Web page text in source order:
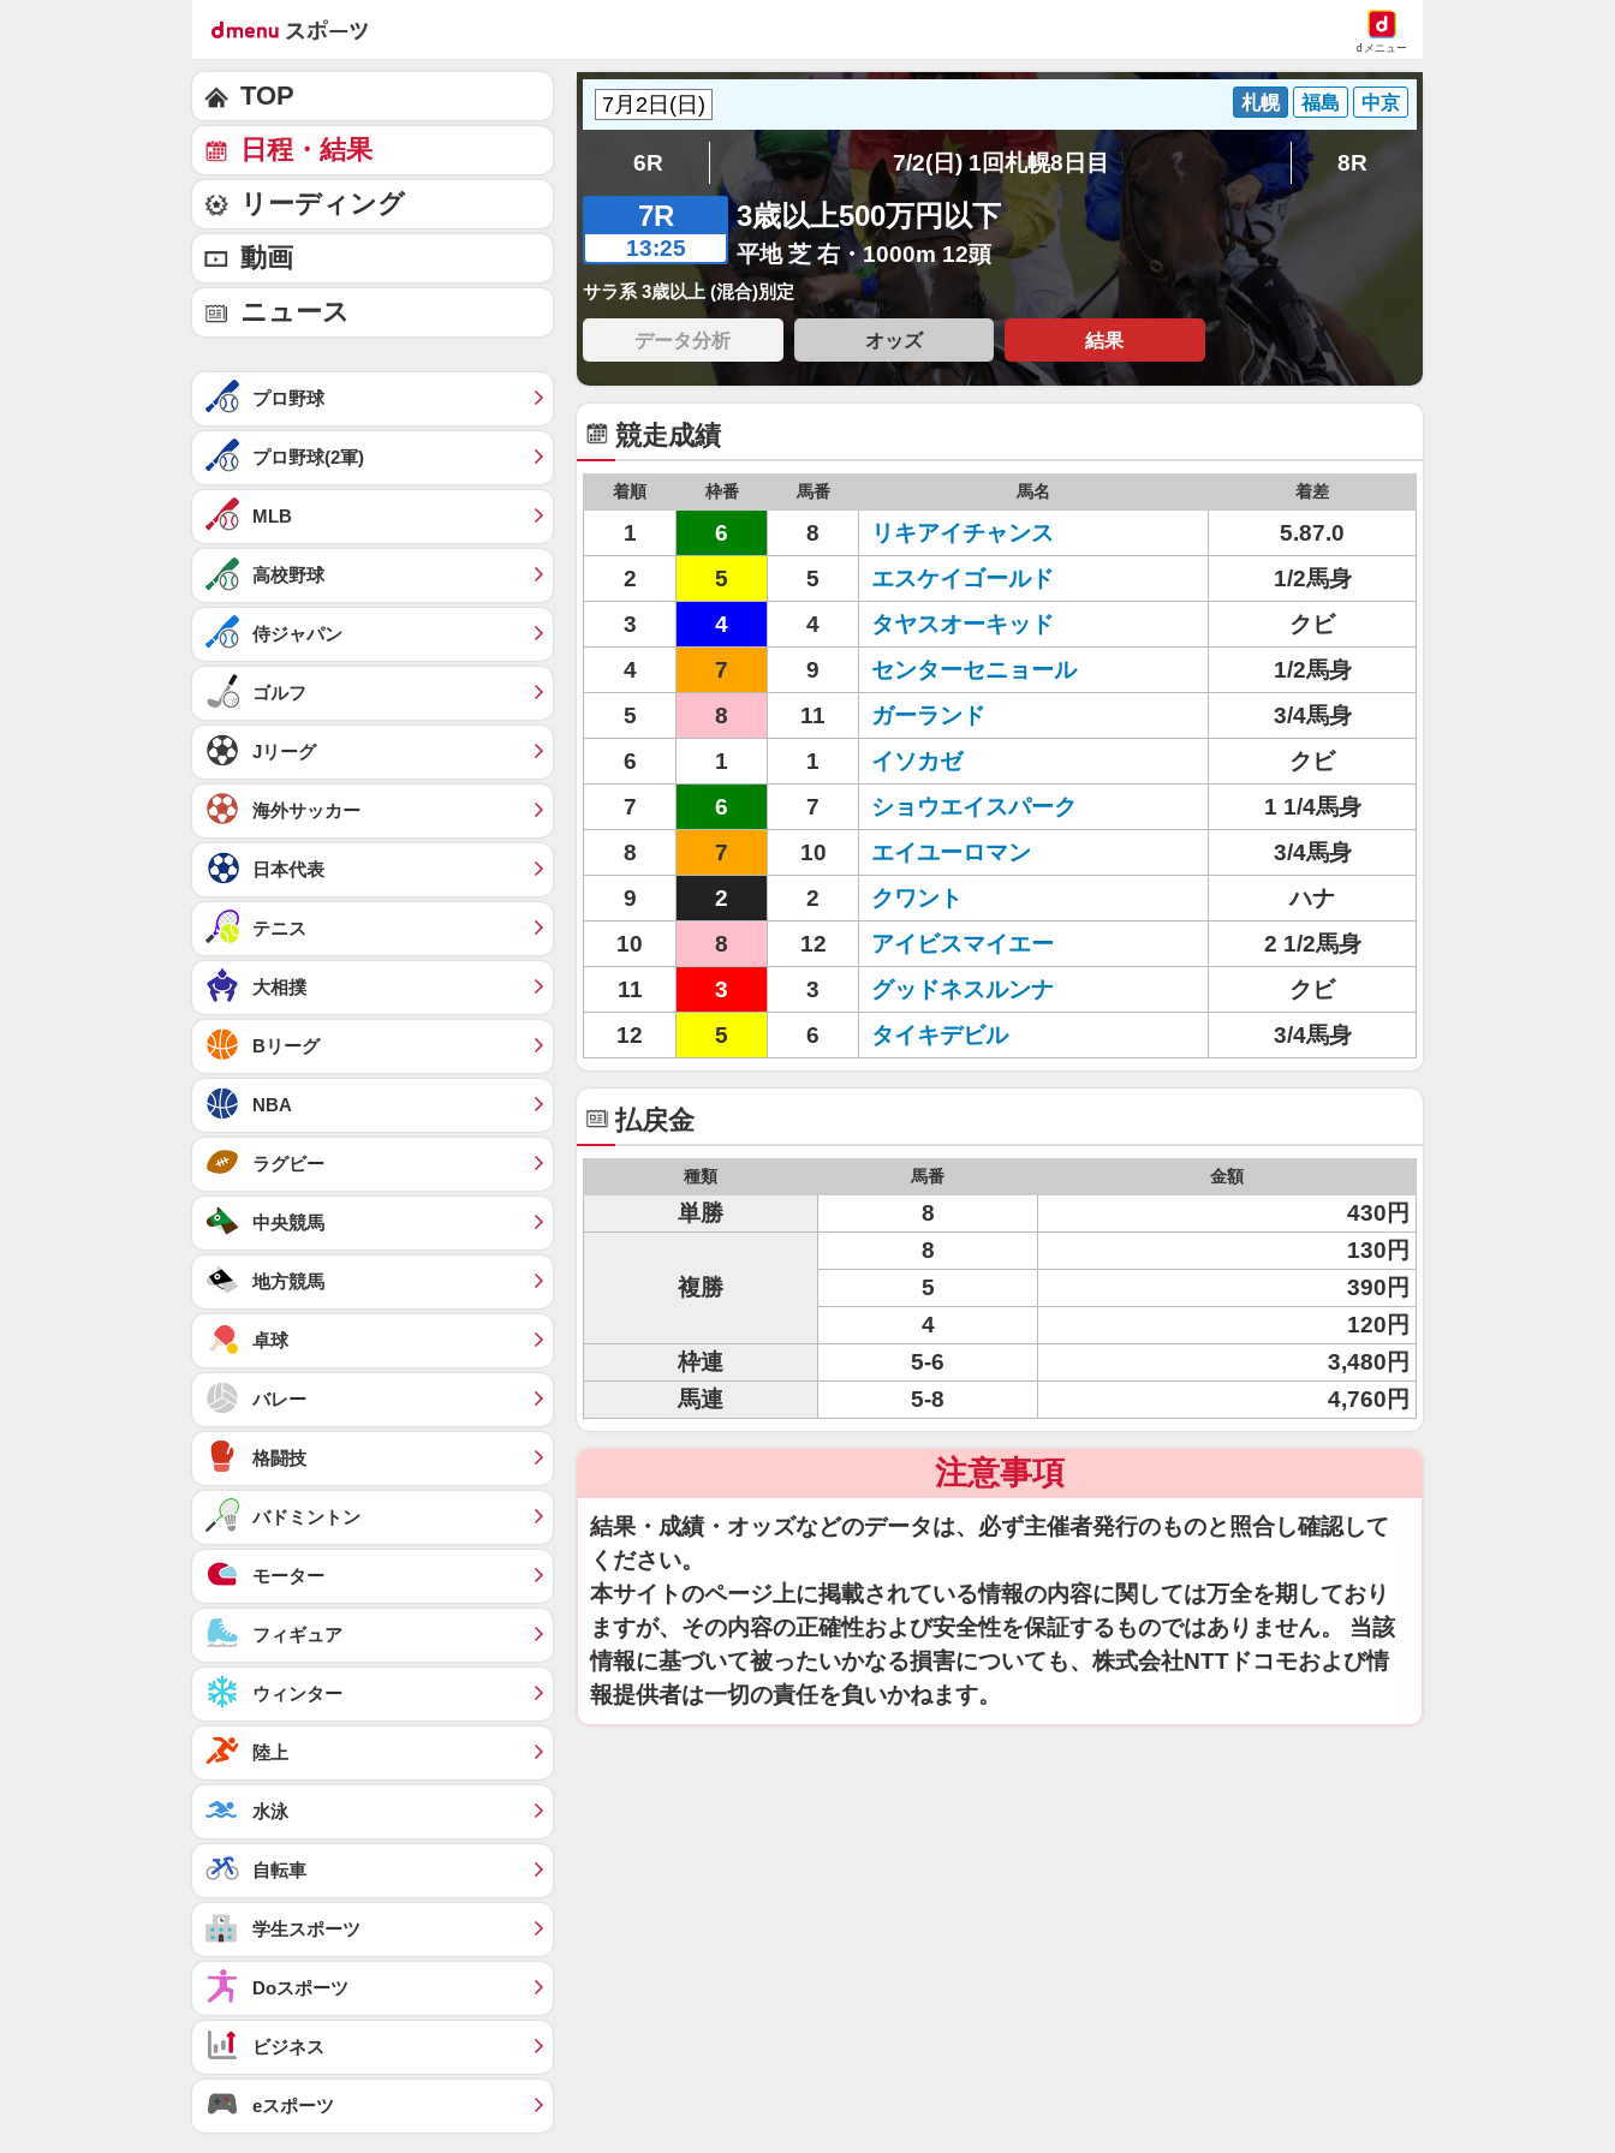
dメニュー
札幌 福島 中京
6R 7/2(日) 1回札幌8日目 8R
7R
13:25
3歳以上500万円以下
平地 芝 右・1000m 12頭
サラ系 3歳以上 (混合)別定
データ分析 オッズ 結果
競走成績
着順 枠番 馬番 馬名 着差
1 6 8 リキアイチャンス
5.87.0
2
5 5 エスケイゴールド
1/2馬身
3
4 4 タヤスオーキッド
クビ
4
7 9 センターセニョール
1/2馬身
5
8 11 ガーランド
3/4馬身
6
1 1 イソカゼ
クビ
7
6 7 ショウエイスパーク
1 1/4馬身
8
7 10 エイユーロマン
3/4馬身
9
2 2 クワント
ハナ
10
8 12 アイビスマイエー
2 1/2馬身
11
3 3 グッドネスルンナ
クビ
12
5 6 タイキデビル 3/4馬身
払戻金
種類 馬番 金額
単勝 8 430円
複勝
8
130円
5
390円
4
120円
枠連
5-6
3,480円
馬連
5-8 4,760円
注意事項
結果・成績・オッズなどのデータは、必ず主催者発行のものと照合し確認して
ください。
本サイトのページ上に掲載されている情報の内容に関しては万全を期しており
ますが、その内容の正確性および安全性を保証するものではありません。 当該
情報に基づいて被ったいかなる損害についても、株式会社NTTドコモおよび情
報提供者は一切の責任を負いかねます。
TOP
日程・結果
リーディング
動画
ニュース
プロ野球
プロ野球(2軍)
MLB
高校野球
侍ジャパン
ゴルフ
Jリーグ
海外サッカー
日本代表
テニス
大相撲
Bリーグ
NBA
ラグビー
中央競馬
地方競馬
卓球
バレー
格闘技
バドミントン
モーター
フィギュア
ウィンター
陸上
水泳
自転車
学生スポーツ
Doスポーツ
ビジネス
eスポーツ